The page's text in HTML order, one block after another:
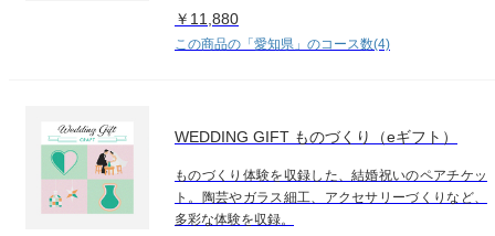
￥11,880
この商品の「愛知県」のコース数(4)
WEDDING GIFT ものづくり（eギフト）
ものづくり体験を収録した、結婚祝いのペアチケッ
ト。陶芸やガラス細工、アクセサリーづくりなど、
多彩な体験を収録。